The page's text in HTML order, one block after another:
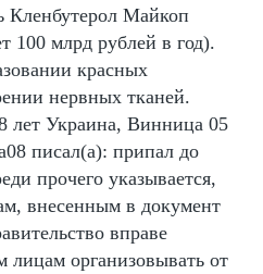
Кленбутерол Майкоп
100 млрд рублей в год).
красных
нервных тканей.
лет Украина, Винница 05
писал(а): припал до
прочего указывается,
внесенным в документ
вправе
лицам организовывать от